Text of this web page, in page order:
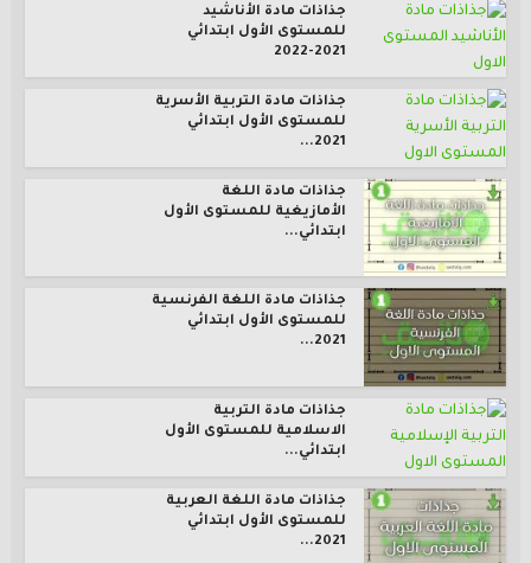
جذاذات مادة الأناشيد
للمستوى الأول ابتدائي
2021-2022
جذاذات مادة التربية الأسرية
للمستوى الأول ابتدائي
2021...
جذاذات مادة اللغة
الأمازيغية للمستوى الأول
ابتدائي...
جذاذات مادة اللغة الفرنسية
للمستوى الأول ابتدائي
2021...
جذاذات مادة التربية
الاسلامية للمستوى الأول
ابتدائي...
جذاذات مادة اللغة العربية
للمستوى الأول ابتدائي
2021...